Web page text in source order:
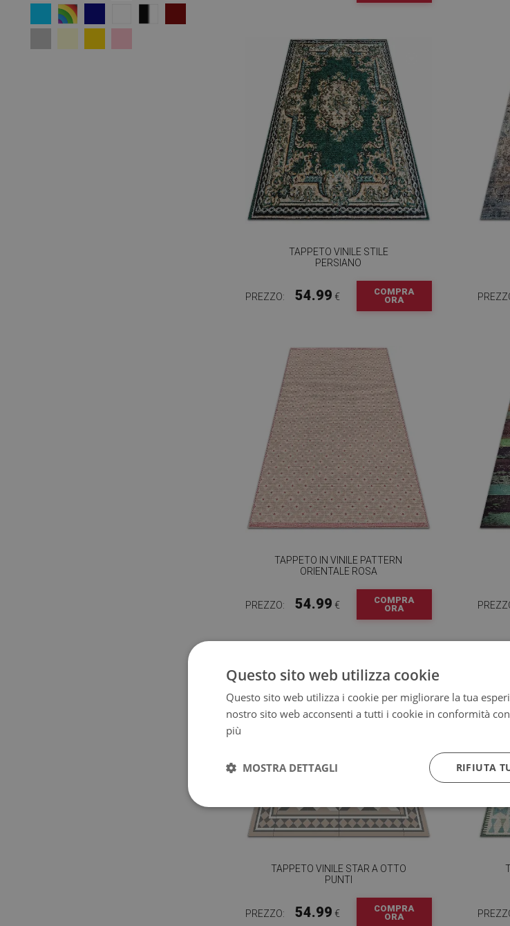
TAPPETO VINILE STILE
PERSIANO
PREZZO: 54.99 €
COMPRA
ORA
TAPPETO IN VINILE PATTERN
ORIENTALE ROSA
PREZZO: 54.99 €
COMPRA
ORA
TAPPETO VINILE STAR A OTTO
PUNTI
PREZZO: 54.99 €
COMPRA
ORA
Questo sito web utilizza cookie
Questo sito web utilizza i cookie per migliorare la tua
nostro sito web acconsenti a tutti i cookie in conformità
più
RIFIUTA
MOSTRA DETTAGLI